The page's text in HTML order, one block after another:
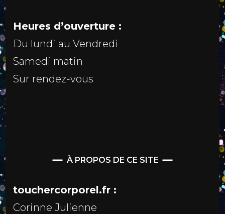
Heures d’ouverture :
Du lundi au Vendredi
Samedi matin
Sur rendez-vous
À PROPOS DE CE SITE
touchercorporel.fr :
Corinne Julienne